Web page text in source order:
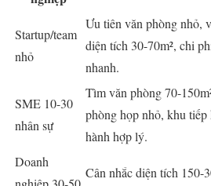
Startup/team
nhỏ
Ưu tiên văn phòng nhỏ,
diện tích 30-70m², chi
nhanh.
SME 10-30
nhân sự
Tìm văn phòng 70-
phòng họp nhỏ, khu
hành hợp lý.
Doanh
Cân nhắc diện tích 150-